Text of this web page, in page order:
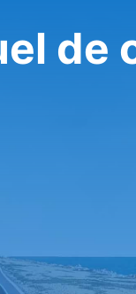
de